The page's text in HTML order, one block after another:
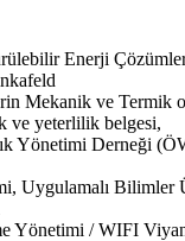
Enerji
Mekanik ve Termik
ve yeterlilik belgesi,
Yönetimi Derneği
Uygulamalı Bilimler
Yönetimi / WIFI